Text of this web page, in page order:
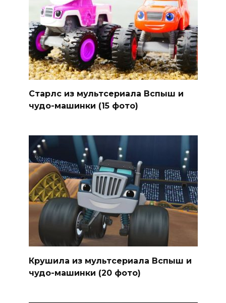
Старлс из мультсериала Вспыш и
чудо-машинки (15 фото)
Крушила из мультсериала Вспыш и
чудо-машинки (20 фото)